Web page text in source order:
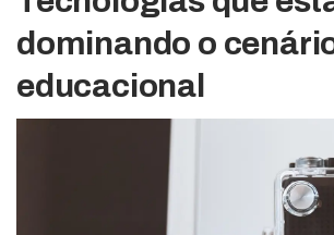
dominando o
educacional